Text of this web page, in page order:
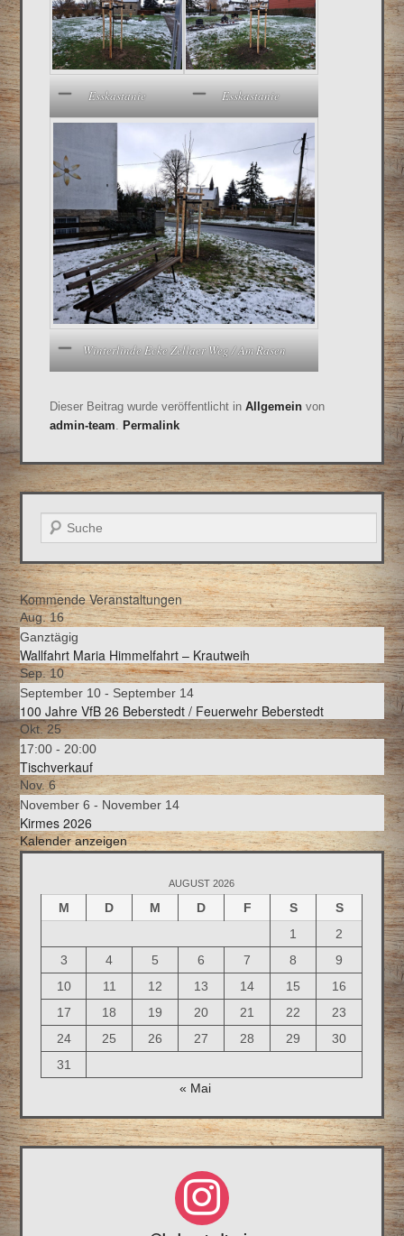
Esskastanie Esskastanie
Winterlinde Ecke Zellaer Weg / Am Rasen
Dieser Beitrag wurde veröffentlicht inAllgemein von
admin-team. Permalink
Suche
Kommende Veranstaltungen
Aug.16
Ganztägig
Wallfahrt Maria Himmelfahrt – Krautweih
Sep.10
September 10 - September 14
100 Jahre VfB 26 Beberstedt / Feuerwehr Beberstedt
Okt.25
17:00 -20:00
Tischverkauf
Nov.6
November 6 - November 14
Kirmes 2026
Kalender anzeigen
AUGUST 2026
M D M D F S
S
1
2
3
4 5 6 7 8
9
10
11 12 13 14 15
16
17
18 19 20 21 22
23
24
25 26 27 28 29
30
31
« Mai